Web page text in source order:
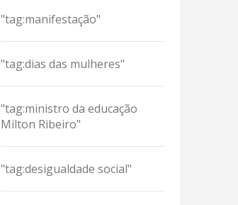
"tag:manifestação"
"tag:dias das mulheres"
"tag:ministro da educação
Milton Ribeiro"
"tag:desigualdade social"